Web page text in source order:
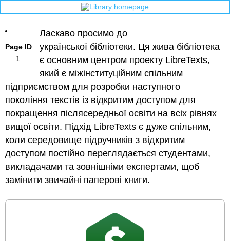
Page ID
1
Ласкаво просимо до
українськoї бібліотеки. Ця жива бібліотека
є основним центром проекту LibreTexts,
який є міжінституційним спільним
підприємством для розробки наступного
покоління текстів із відкритим доступом для
покращення післясередньої освіти на всіх рівнях
вищої освіти. Підхід LibreTexts є дуже спільним,
коли середовище підручників з відкритим
доступом постійно переглядається студентами,
викладачами та зовнішніми експертами, щоб
замінити звичайні паперові книги.